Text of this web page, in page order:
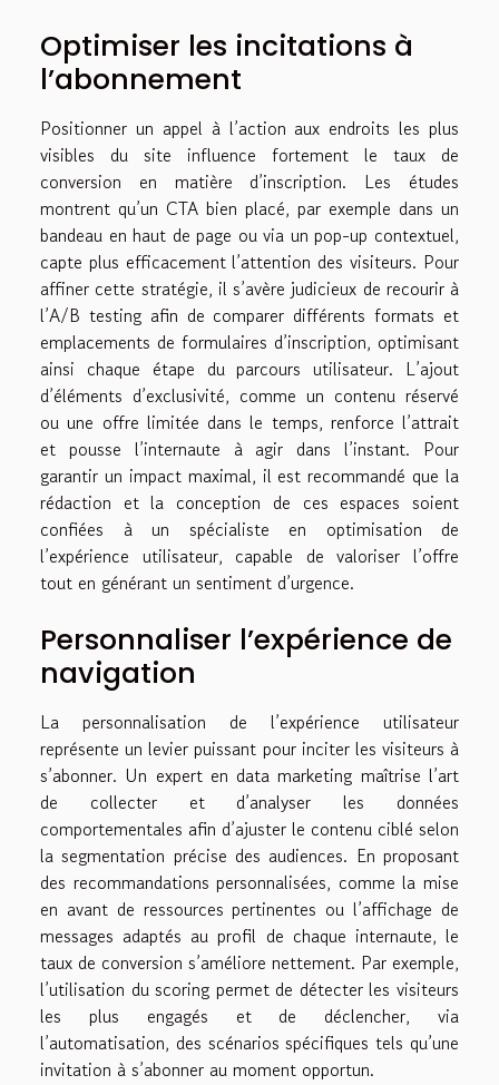
Optimiser les incitations à
l’abonnement
Positionner un appel à l’action aux endroits les plus
visibles du site influence fortement le taux de
conversion en matière d’inscription. Les études
montrent qu’un CTA bien placé, par exemple dans un
bandeau en haut de page ou via un pop-up contextuel,
capte plus efficacement l’attention des visiteurs. Pour
affiner cette stratégie, il s’avère judicieux de recourir à
l’A/B testing afin de comparer différents formats et
emplacements de formulaires d’inscription, optimisant
ainsi chaque étape du parcours utilisateur. L’ajout
d’éléments d’exclusivité, comme un contenu réservé
ou une offre limitée dans le temps, renforce l’attrait
et pousse l’internaute à agir dans l’instant. Pour
garantir un impact maximal, il est recommandé que la
rédaction et la conception de ces espaces soient
confiées à un spécialiste en optimisation de
l’expérience utilisateur, capable de valoriser l’offre
tout en générant un sentiment d’urgence.
Personnaliser l’expérience de
navigation
La personnalisation de l’expérience utilisateur
représente un levier puissant pour inciter les visiteurs à
s’abonner. Un expert en data marketing maîtrise l’art
de collecter et d’analyser les données
comportementales afin d’ajuster le contenu ciblé selon
la segmentation précise des audiences. En proposant
des recommandations personnalisées, comme la mise
en avant de ressources pertinentes ou l’affichage de
messages adaptés au profil de chaque internaute, le
taux de conversion s’améliore nettement. Par exemple,
l’utilisation du scoring permet de détecter les visiteurs
les plus engagés et de déclencher, via
l’automatisation, des scénarios spécifiques tels qu’une
invitation à s’abonner au moment opportun.